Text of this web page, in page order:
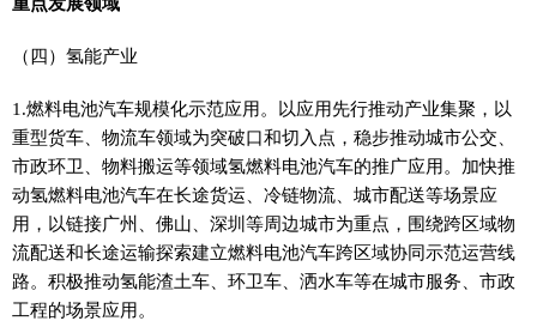
（四）氢能产业
1.燃料电池汽车规模化示范应用。以应用先行推动产业集聚，以
重型货车、物流车领域为突破口和切入点，稳步推动城市公交、
市政环卫、物料搬运等领域氢燃料电池汽车的推广应用。加快推
动氢燃料电池汽车在长途货运、冷链物流、城市配送等场景应
用，以链接广州、佛山、深圳等周边城市为重点，围绕跨区域物
流配送和长途运输探索建立燃料电池汽车跨区域协同示范运营线
路。积极推动氢能渣土车、环卫车、洒水车等在城市服务、市政
工程的场景应用。